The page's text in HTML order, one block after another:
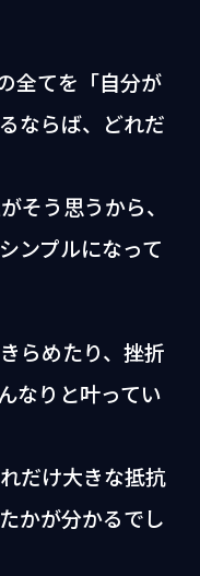
全てを「自分が
ならば、どれだ
そう思うから、
ンプルになって
らめたり、挫折
なりと叶ってい
だけ大きな抵抗
かが分かるでし